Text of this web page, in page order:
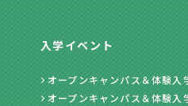
入学イベント
オープンキャンパス＆体験入
オープンキャンパス＆体験入